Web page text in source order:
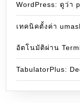
WordPress: ดูว่า
เทคนิคตั้งค่า
อัตโนมัติผ่าน
TabulatorPlus: